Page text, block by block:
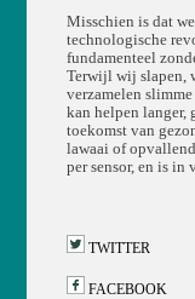
Misschien is dat
technologische
fundamenteel
Terwijl wij slapen,
verzamelen
kan helpen langer,
toekomst van
lawaai of
per sensor, en is in
TWITTER
FACEBOOK